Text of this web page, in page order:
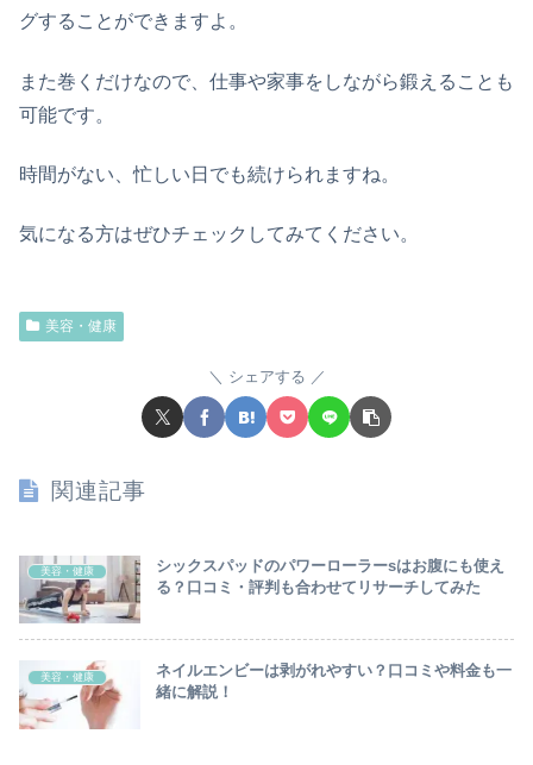
グすることができますよ。
また巻くだけなので、仕事や家事をしながら鍛えることも
可能です。
時間がない、忙しい日でも続けられますね。
気になる方はぜひチェックしてみてください。
美容・健康
シェアする
関連記事
美容・健康
シックスパッドのパワーローラーsはお腹にも使え
る？口コミ・評判も合わせてリサーチしてみた
美容・健康
ネイルエンビーは剥がれやすい？口コミや料金も一
緒に解説！